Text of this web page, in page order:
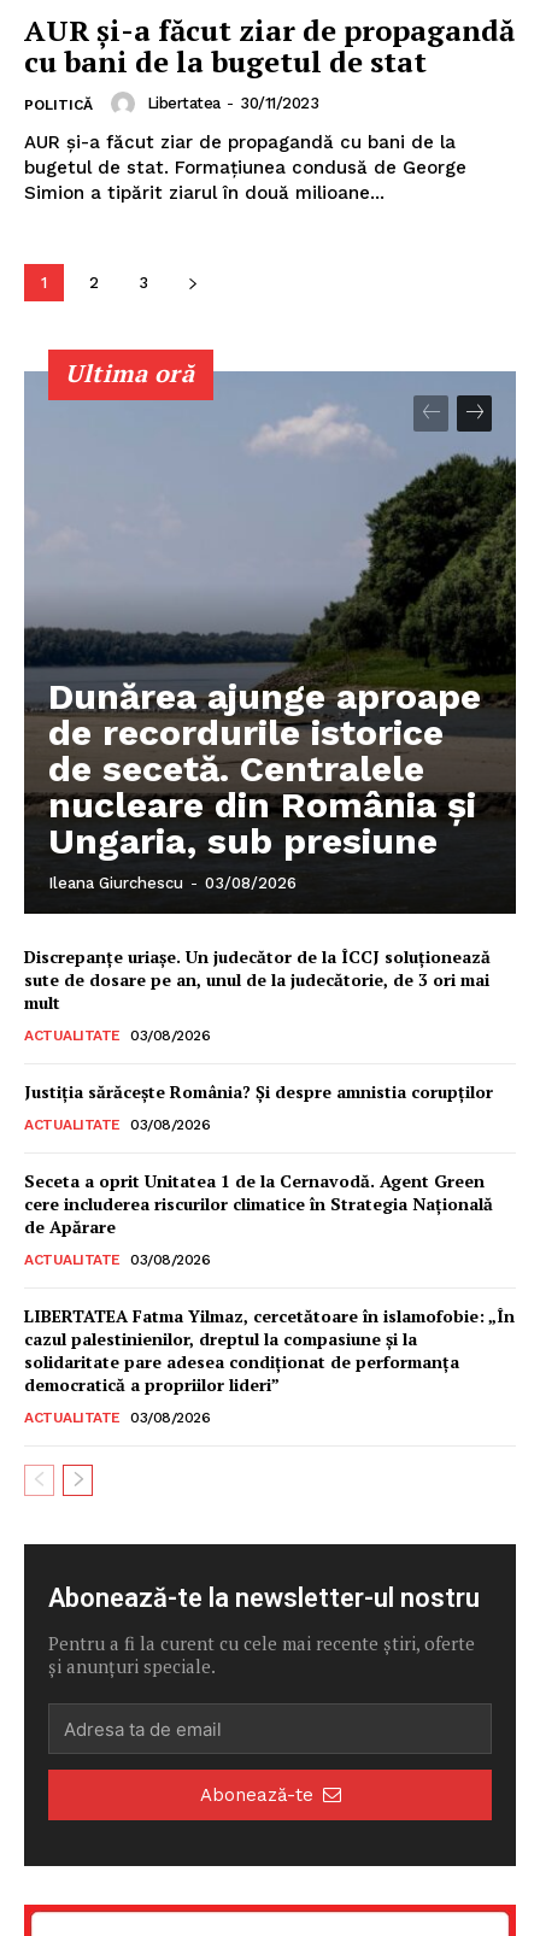
FREEDOM HOUSE ROMÂNIA
Contact
AUR şi-a făcut ziar de propagandă
cu bani de la bugetul de stat
POLITICĂ Libertatea - 30/11/2023
AUR şi-a făcut ziar de propagandă cu bani de la
bugetul de stat. Formaţiunea condusă de George
Simion a tipărit ziarul în două milioane...
1 2 3
Ultima oră
Dunărea ajunge aproape
de recordurile istorice
de secetă. Centralele
nucleare din România și
Ungaria, sub presiune
Ileana Giurchescu - 03/08/2026
Discrepanțe uriașe. Un judecător de la ÎCCJ soluționează
sute de dosare pe an, unul de la judecătorie, de 3 ori mai
mult
ACTUALITATE 03/08/2026
Justiția sărăcește România? Și despre amnistia corupților
ACTUALITATE 03/08/2026
Seceta a oprit Unitatea 1 de la Cernavodă. Agent Green
cere includerea riscurilor climatice în Strategia Națională
de Apărare
ACTUALITATE 03/08/2026
LIBERTATEA Fatma Yilmaz, cercetătoare în islamofobie: „În
cazul palestinienilor, dreptul la compasiune și la
solidaritate pare adesea condiționat de performanța
democratică a propriilor lideri”
ACTUALITATE 03/08/2026
Abonează-te la newsletter-ul nostru
Pentru a fi la curent cu cele mai recente știri, oferte
și anunțuri speciale.
Abonează-te